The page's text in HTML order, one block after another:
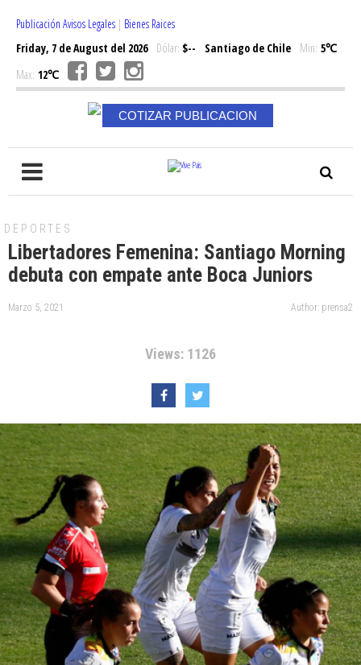
Publicación Avisos Legales | Bienes Raices
Friday, 7 de August del 2026Dólar: $-- Santiago de Chile Min: 5℃
Max: 12℃
COTIZAR PUBLICACION
DEPORTES
Libertadores Femenina: Santiago Morning
debuta con empate ante Boca Juniors
Marzo 5, 2021 Author: prensa2
Views: 1126